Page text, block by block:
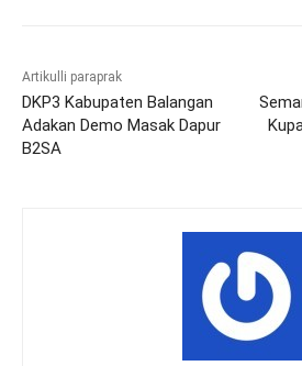
Artikulli paraprak
DKP3 Kabupaten Balangan
Adakan Demo Masak Dapur
B2SA